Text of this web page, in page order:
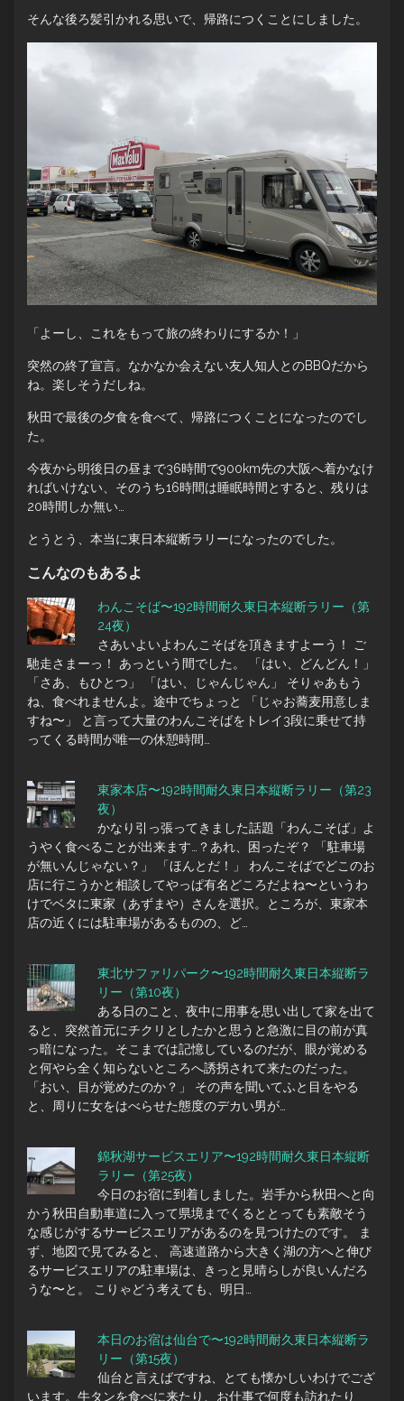
そんな後ろ髪引かれる思いで、帰路につくことにしました。
「よーし、これをもって旅の終わりにするか！」
突然の終了宣言。なかなか会えない友人知人とのBBQだから
ね。楽しそうだしね。
秋田で最後の夕食を食べて、帰路につくことになったのでし
た。
今夜から明後日の昼まで36時間で900km先の大阪へ着かなけ
ればいけない、そのうち16時間は睡眠時間とすると、残りは
20時間しか無い…
とうとう、本当に東日本縦断ラリーになったのでした。
こんなのもあるよ
わんこそば〜192時間耐久東日本縦断ラリー（第
24夜）
さあいよいよわんこそばを頂きますよーう！ ご
馳走さまーっ！ あっという間でした。 「はい、どんどん！」
「さあ、もひとつ」 「はい、じゃんじゃん」 そりゃあもう
ね、食べれませんよ。途中でちょっと 「じゃお蕎麦用意しま
すね〜」 と言って大量のわんこそばをトレイ3段に乗せて持
ってくる時間が唯一の休憩時間…
東家本店〜192時間耐久東日本縦断ラリー（第23
夜）
かなり引っ張ってきました話題「わんこそば」よ
うやく食べることが出来ます…？あれ、困ったぞ？ 「駐車場
が無いんじゃない？」 「ほんとだ！」 わんこそばでどこのお
店に行こうかと相談してやっぱ有名どころだよね〜というわ
けでベタに東家（あずまや）さんを選択。ところが、東家本
店の近くには駐車場があるものの、ど…
東北サファリパーク〜192時間耐久東日本縦断ラ
リー（第10夜）
ある日のこと、夜中に用事を思い出して家を出て
ると、突然首元にチクリとしたかと思うと急激に目の前が真
っ暗になった。そこまでは記憶しているのだが、眼が覚める
と何やら全く知らないところへ誘拐されて来たのだった。
「おい、目が覚めたのか？」 その声を聞いてふと目をやる
と、周りに女をはべらせた態度のデカい男が…
錦秋湖サービスエリア〜192時間耐久東日本縦断
ラリー（第25夜）
今日のお宿に到着しました。岩手から秋田へと向
かう秋田自動車道に入って県境までくるととっても素敵そう
な感じがするサービスエリアがあるのを見つけたのです。 ま
ず、地図で見てみると、 高速道路から大きく湖の方へと伸び
るサービスエリアの駐車場は、きっと見晴らしが良いんだろ
うな〜と。 こりゃどう考えても、明日…
本日のお宿は仙台で〜192時間耐久東日本縦断ラ
リー（第15夜）
仙台と言えばですね、とても懐かしいわけでござ
います。牛タンを食べに来たり、お仕事で何度も訪れたり